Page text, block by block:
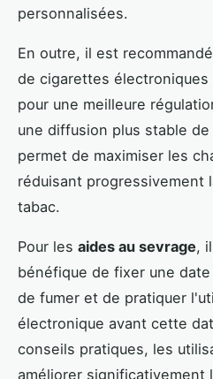
personnalisées.
En outre, il est
de cigarettes
pour une meilleure
une diffusion plus stable
permet de maximiser les
réduisant progressivement
tabac.
Pour les aides au sevrage,
bénéfique de fixer une
de fumer et de pratiquer
électronique avant cette
conseils pratiques, les
améliorer significativement